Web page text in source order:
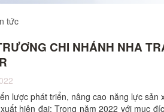
tức
CHI NHÁNH NHA
lược phát triển, nâng cao năng lực
hiện đại; Trong năm 2022 với mục